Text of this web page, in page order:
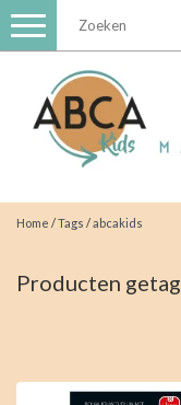
Toggle
navigation
Home /Tags /abcakids
Producten